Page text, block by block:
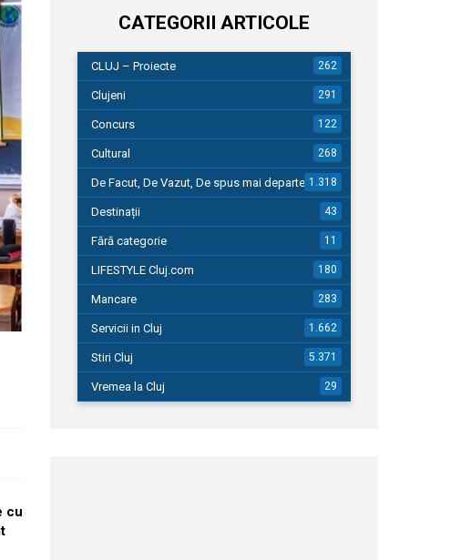
cu
CATEGORII ARTICOLE
CLUJ – Proiecte 262
Clujeni 291
Concurs 122
Cultural 268
De Facut, De Vazut, De spus mai departe…1.318
Destinații 43
Fără categorie 11
LIFESTYLE Cluj.com 180
Mancare 283
Servicii in Cluj 1.662
Stiri Cluj 5.371
Vremea la Cluj 29